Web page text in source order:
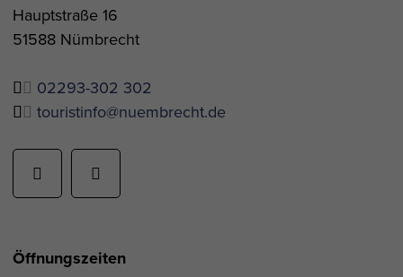
Hauptstraße 16
51588 Nümbrecht
02293-302 302
touristinfo@nuembrecht.de
Öffnungszeiten